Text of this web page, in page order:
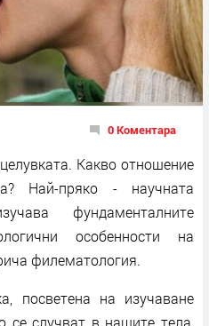
0 Коментара
Какво отношение
Най-пряко - научната
фундаменталните
особенности на
филематология.
посветена на изучаване
се случват в нашите тела,